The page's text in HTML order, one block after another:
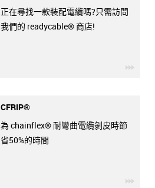
正在尋找一款裝配電纜嗎?只需訪問
我們的 readycable® 商店!
igus-
CFRIP®
為 chainflex® 耐彎曲電纜剝皮時節
省50%的時間
igus-